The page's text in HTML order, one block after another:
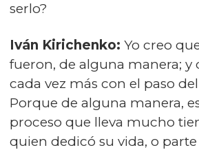
serlo?
Iván Kirichenko: Yo creo
fueron, de alguna manera; y
cada vez más con el paso
Porque de alguna manera,
proceso que lleva mucho
quien dedicó su vida, o